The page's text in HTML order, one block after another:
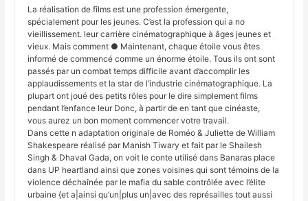
La réalisation de films est une profession émergente,
spécialement pour les jeunes. C’est la profession qui a no
vieillissement. leur carrière cinématographique à âges jeunes et
vieux. Mais comment ● Maintenant, chaque étoile vous êtes
informé de commencé comme un énorme étoile. Tous ils ont sont
passés par un combat temps difficile avant d’accomplir les
applaudissements et la star de l’industrie cinématographique. La
plupart ont joué des petits rôles pour le dire simplement films
pendant l’enfance leur Donc, à partir de en tant que cinéaste,
vous aurez un bon moment commencer votre travail.
Dans cette n adaptation originale de Roméo & Juliette de William
Shakespeare réalisé par Manish Tiwary et fait par le Shailesh
Singh & Dhaval Gada, on voit le conte utilisé dans Banaras place
dans UP heartland ainsi que zones voisines qui sont témoins de la
violence déchaînée par le mafia du sable contrôlée avec l’élite
urbaine {et a|ainsi qu’un|plus un|avec des représailles tout aussi